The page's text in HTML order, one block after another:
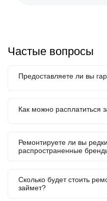
Частые вопросы
Предоставляете ли вы
Как можно расплатиться
Ремонтируете ли вы
распространенные
Сколько будет стоить
займет?